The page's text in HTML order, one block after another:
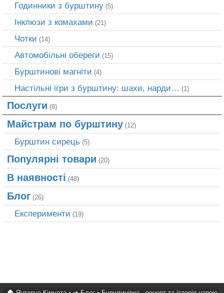
Годинники з бурштину (5)
Інклюзи з комахами (21)
Чотки (14)
Автомобільні обереги (15)
Бурштинові магніти (4)
Настільні ігри з бурштину: шахи, нарди… (1)
Послуги (8)
Майстрам по бурштину (12)
Бурштин сирець (5)
Популярні товари (20)
В наявності (48)
Блог (26)
Експерименти (19)